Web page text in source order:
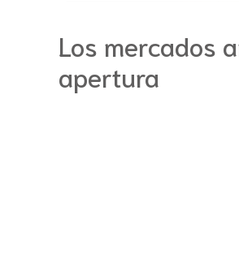
Los mercados
apertura